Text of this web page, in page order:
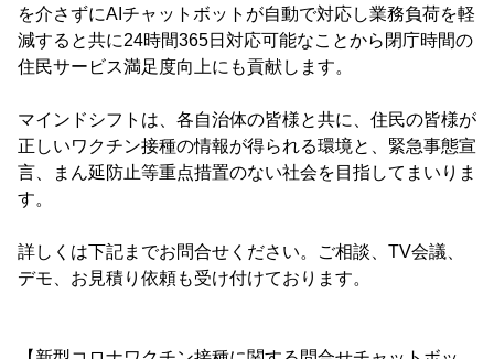
を介さずにAIチャットボットが自動で対応し業務負荷を軽
減すると共に24時間365日対応可能なことから閉庁時間の
住民サービス満足度向上にも貢献します。
マインドシフトは、各自治体の皆様と共に、住民の皆様が
正しいワクチン接種の情報が得られる環境と、緊急事態宣
言、まん延防止等重点措置のない社会を目指してまいりま
す。
詳しくは下記までお問合せください。ご相談、TV会議、
デモ、お見積り依頼も受け付けております。